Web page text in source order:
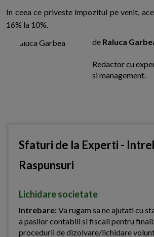
In ceea ce priveste impozitul pe venit,
16% la 10%.
de Raluca
Redactor cu
si management.
Sfaturi de la Experti -
Raspunsuri
Lichidare societate
Intrebare:Va rugam sa ne ajutati cu
a pasilor contabili si fiscali pentru
procedurii de dizolvare/lichidare